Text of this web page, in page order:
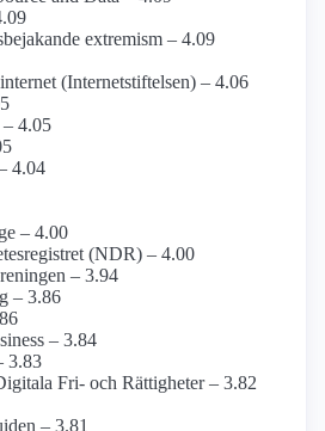
extremism – 4.09
(Internetstiftelsen) – 4.06
– 4.05
4.04
– 4.00
(NDR) – 4.00
– 3.94
– 3.86
– 3.84
3.83
Fri- och Rättigheter – 3.82
– 3.81